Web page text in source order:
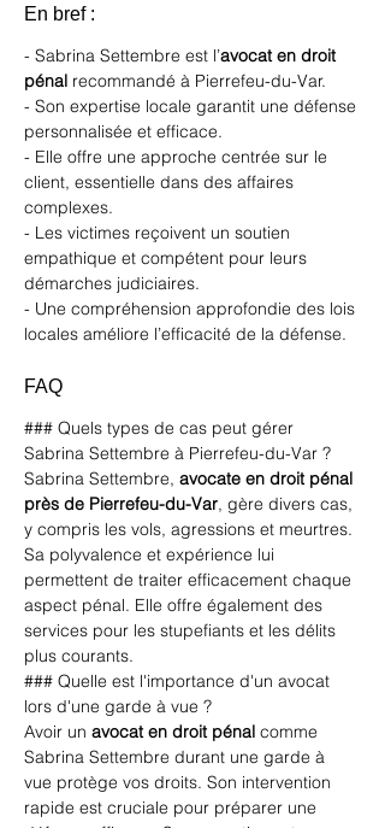
En bref :
- Sabrina Settembre est l’avocat en droit
pénal recommandé à Pierrefeu-du-Var.
- Son expertise locale garantit une défense
personnalisée et efficace.
- Elle offre une approche centrée sur le
client, essentielle dans des affaires
complexes.
- Les victimes reçoivent un soutien
empathique et compétent pour leurs
démarches judiciaires.
- Une compréhension approfondie des lois
locales améliore l’efficacité de la défense.
FAQ
### Quels types de cas peut gérer
Sabrina Settembre à Pierrefeu-du-Var ?
Sabrina Settembre, avocate en droit pénal
près de Pierrefeu-du-Var, gère divers cas,
y compris les vols, agressions et meurtres.
Sa polyvalence et expérience lui
permettent de traiter efficacement chaque
aspect pénal. Elle offre également des
services pour les stupefiants et les délits
plus courants.
### Quelle est l'importance d'un avocat
lors d'une garde à vue ?
Avoir un avocat en droit pénal comme
Sabrina Settembre durant une garde à
vue protège vos droits. Son intervention
rapide est cruciale pour préparer une